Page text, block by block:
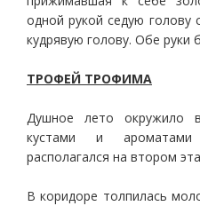
одной рукой седую голову
кудрявую голову. Обе руки
ТРОФЕЙ ТРОФИМА
Душное лето окружило
кустами и
располагался на втором
В коридоре толпилась